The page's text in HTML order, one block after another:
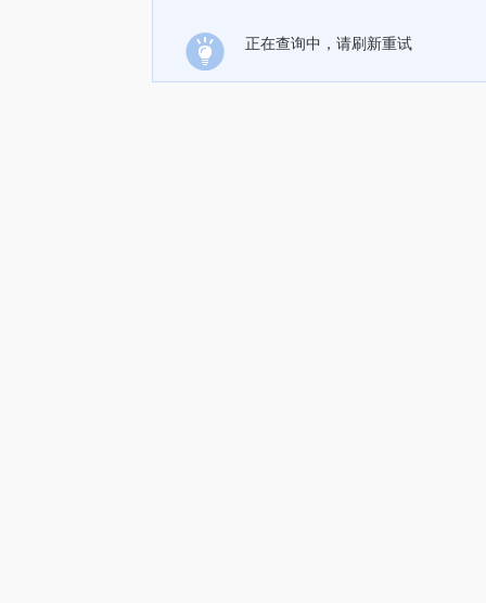
正在查询中，请刷新重试